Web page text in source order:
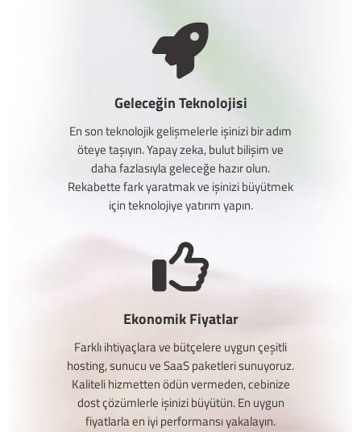
Geleceğin Teknolojisi
En son teknolojik gelişmelerle işinizi bir adım
öteye taşıyın. Yapay zeka, bulut bilişim ve
daha fazlasıyla geleceğe hazır olun.
Rekabette fark yaratmak ve işinizi büyütmek
için teknolojiye yatırım yapın.
Ekonomik Fiyatlar
Farklı ihtiyaçlara ve bütçelere uygun çeşitli
hosting, sunucu ve SaaS paketleri sunuyoruz.
Kaliteli hizmetten ödün vermeden, cebinize
dost çözümlerle işinizi büyütün. En uygun
fiyatlarla en iyi performansı yakalayın.